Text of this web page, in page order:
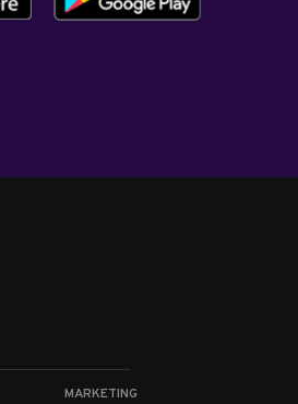
MARKETING